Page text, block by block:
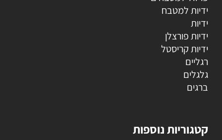
ידיות למטבח
ידיות
ידיות פורצלן
ידיות קריסטל
רגליים
גלגלים
ברגים
קטגוריות נוספות